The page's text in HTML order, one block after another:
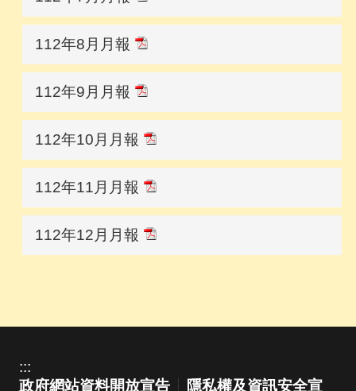
112年8月月報
112年9月月報
112年10月月報
112年11月月報
112年12月月報
:::
政府網站資料開放宣告
隱私權及資訊安全宣